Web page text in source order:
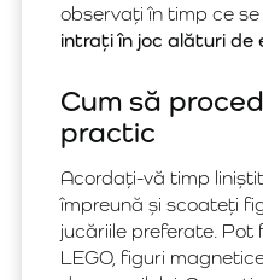
observați în timp ce
intrați în joc alături de
Cum să
practic
Acordați-vă timp
împreună și scoateți
jucăriile preferate. Pot
LEGO, figuri